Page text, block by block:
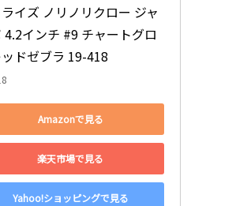
イズ ノリノリクロー ジャ
4.2インチ #9 チャートグロ
ドゼブラ 19-418
Amazonで見る
楽天市場で見る
Yahoo!ショッピングで見る